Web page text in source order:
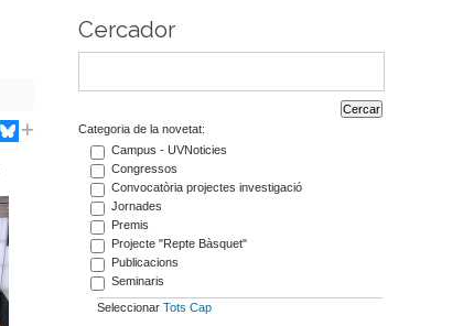
Cercador
Categoria de la novetat:
Campus - UVNoticies
Congressos
Convocatòria projectes investigació
Jornades
Premis
Projecte "Repte Bàsquet"
Publicacions
Seminaris
Seleccionar Tots Cap